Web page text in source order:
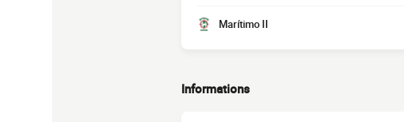
Marítimo II
Informations